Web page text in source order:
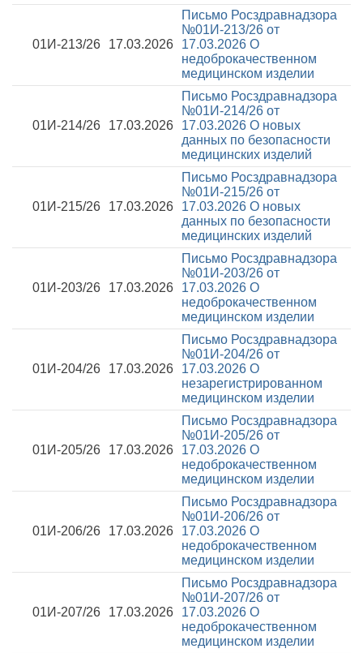
01И-213/26 17.03.2026
Письмо Росздравнадзора
№01И-213/26 от
17.03.2026 О
недоброкачественном
медицинском изделии
01И-214/26 17.03.2026
Письмо Росздравнадзора
№01И-214/26 от
17.03.2026 О новых
данных по безопасности
медицинских изделий
01И-215/26 17.03.2026
Письмо Росздравнадзора
№01И-215/26 от
17.03.2026 О новых
данных по безопасности
медицинских изделий
01И-203/26 17.03.2026
Письмо Росздравнадзора
№01И-203/26 от
17.03.2026 О
недоброкачественном
медицинском изделии
01И-204/26 17.03.2026
Письмо Росздравнадзора
№01И-204/26 от
17.03.2026 О
незарегистрированном
медицинском изделии
01И-205/26 17.03.2026
Письмо Росздравнадзора
№01И-205/26 от
17.03.2026 О
недоброкачественном
медицинском изделии
01И-206/26 17.03.2026
Письмо Росздравнадзора
№01И-206/26 от
17.03.2026 О
недоброкачественном
медицинском изделии
01И-207/26 17.03.2026
Письмо Росздравнадзора
№01И-207/26 от
17.03.2026 О
недоброкачественном
медицинском изделии